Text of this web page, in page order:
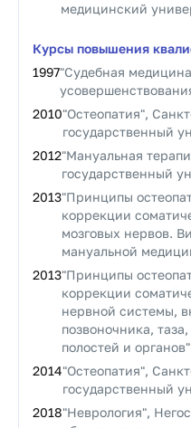
медицинский
Курсы повышения
1997"Судебная
2010"Остеопатия",
государственный
2012"Мануальная
государственный
2013"Принципы
коррекции
мозговых нервов.
мануальной
2013"Принципы
коррекции
нервной системы,
позвоночника,
полостей и органов"
2014"Остеопатия",
государственный
2018"Неврология",